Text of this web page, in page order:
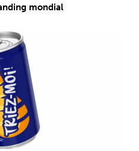
mondial